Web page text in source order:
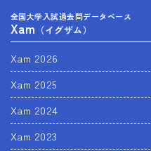
全国大学入試過去問データベース
Xam （イグザム）
Xam 2026
Xam 2025
Xam 2024
Xam 2023